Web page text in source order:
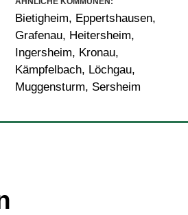
Bietigheim, Eppertshausen,
Grafenau, Heitersheim,
Ingersheim, Kronau,
Kämpfelbach, Löchgau,
Muggensturm, Sersheim